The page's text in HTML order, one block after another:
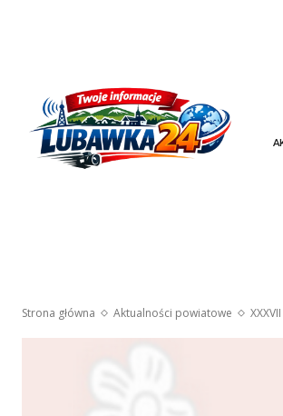
Strona główna Aktualności powiatowe